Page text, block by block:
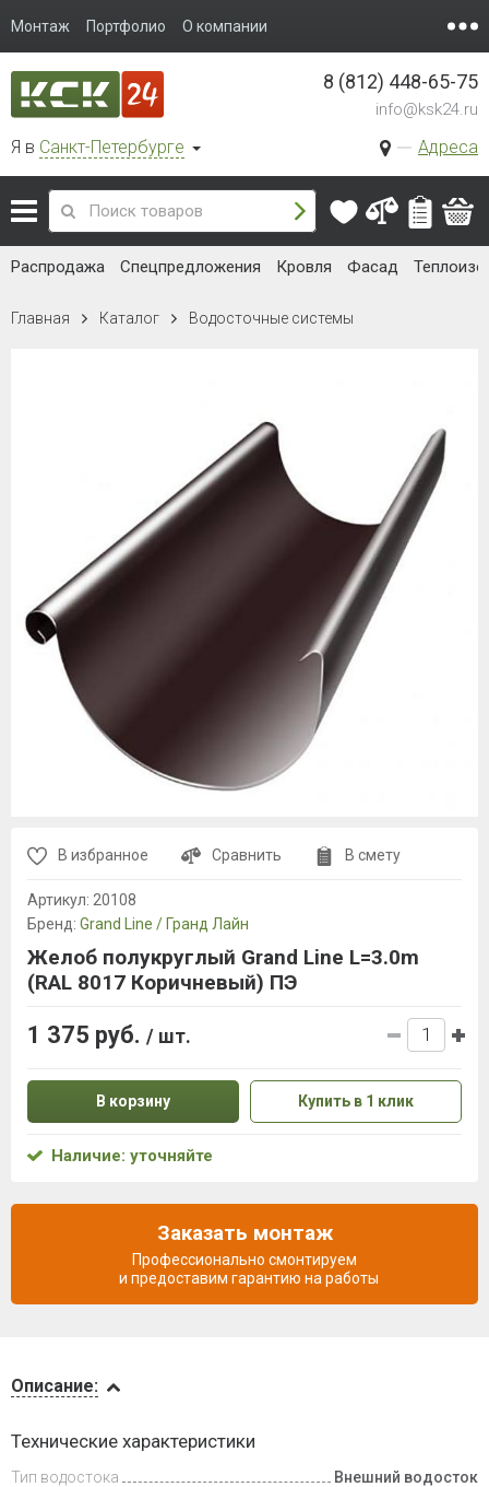
Монтаж Портфолио О компании
Я в Санкт-Петербурге Адреса
8 (812) 448-65-75
info@ksk24.ru
Распродажа Спецпредложения Кровля Фасад
Главная Каталог Водосточные системы
и оплата
Описание:
Технические характеристики
Тип водостока
Внешний водосток
В избранное Сравнить В смету
Артикул: 20108
Бренд: Grand Line / Гранд Лайн
Желоб полукруглый Grand Line L=3.0m
(RAL 8017 Коричневый) ПЭ
1 375 руб. / шт.
В корзину Купить в 1 клик
Наличие: уточняйте
Заказать монтаж
Профессионально смонтируем
и предоставим гарантию на работы